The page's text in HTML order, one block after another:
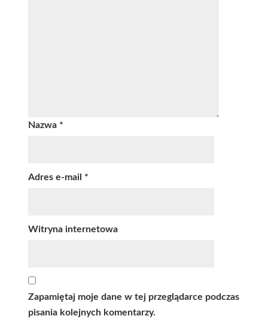
Nazwa *
Adres e-mail *
Witryna internetowa
Zapamiętaj moje dane w tej przeglądarce podczas
pisania kolejnych komentarzy.